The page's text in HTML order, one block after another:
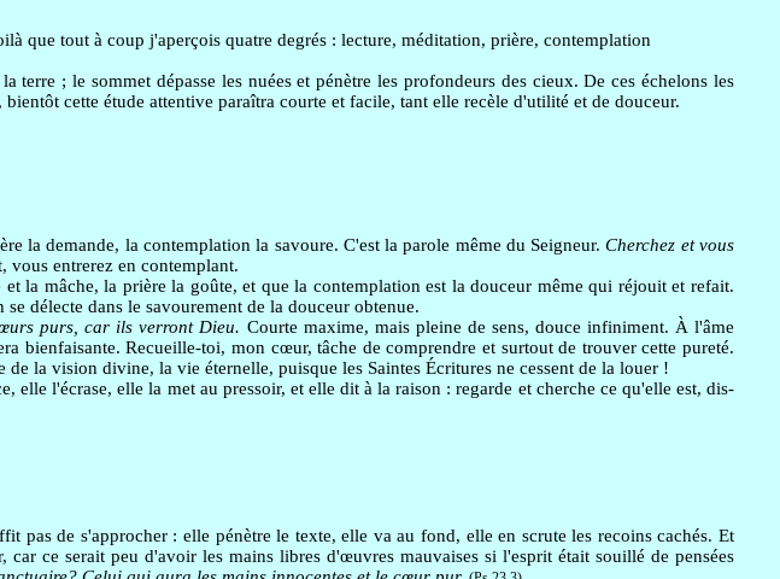
que tout à coup j'aperçois quatre degrés : lecture, méditation, prière, contemplation
; le sommet dépasse les nuées et pénètre les profondeurs des cieux. De ces échelons les
cette étude attentive paraîtra courte et facile, tant elle recèle d'utilité et de douceur.
la demande, la contemplation la savoure. C'est la parole même du Seigneur.Cherchez et vous
vous entrerez en contemplant.
la mâche, la prière la goûte, et que la contemplation est la douceur même qui réjouit et refait.
délecte dans le savourement de la douceur obtenue.
purs, car ils verront Dieu. Courte maxime, mais pleine de sens, douce infiniment. À l'âme
bienfaisante. Recueille-toi, mon cœur, tâche de comprendre et surtout de trouver cette pureté.
la vision divine, la vie éternelle, puisque les Saintes Écritures ne cessent de la louer !
l'écrase, elle la met au pressoir, et elle dit à la raison : regarde et cherche ce qu'elle est, dis-
de s'approcher : elle pénètre le texte, elle va au fond, elle en scrute les recoins cachés. Et
car ce serait peu d'avoir les mains libres d'œuvres mauvaises si l'esprit était souillé de pensées